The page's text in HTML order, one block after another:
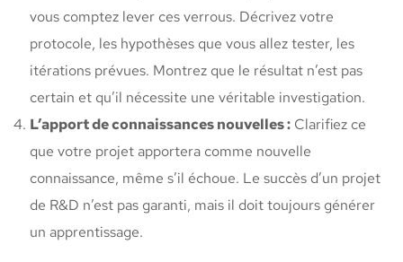
vous comptez lever ces verrous. Décrivez votre
protocole, les hypothèses que vous allez tester, les
itérations prévues. Montrez que le résultat n’est pas
certain et qu’il nécessite une véritable investigation.
L’apport de connaissances nouvelles : Clarifiez ce
que votre projet apportera comme nouvelle
connaissance, même s’il échoue. Le succès d’un projet
de R&D n’est pas garanti, mais il doit toujours générer
un apprentissage.